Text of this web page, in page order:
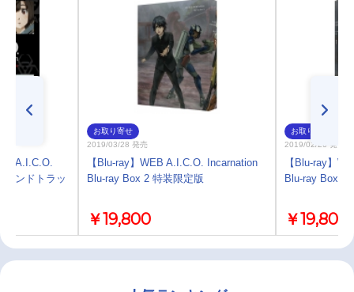
A.I.C.O.
ウンドトラッ
お取り寄せ
2019/03/28 発売
【Blu-ray】WEB A.I.C.O. Incarnation
Blu-ray Box 2 特装限定版
￥19,800
お取り寄せ
2019/02/26 発売
【Blu-ray】
Blu-ray Box 1
￥19,800